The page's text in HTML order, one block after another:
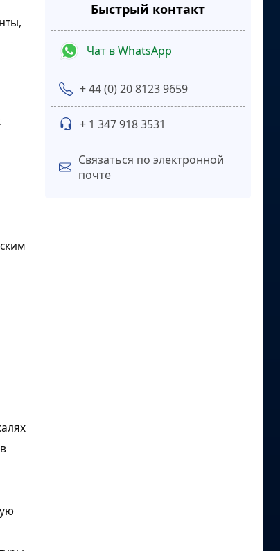
Быстрый контакт
Чат в WhatsApp
+ 44 (0) 20 8123 9659
+ 1 347 918 3531
Связаться по электронной
почте